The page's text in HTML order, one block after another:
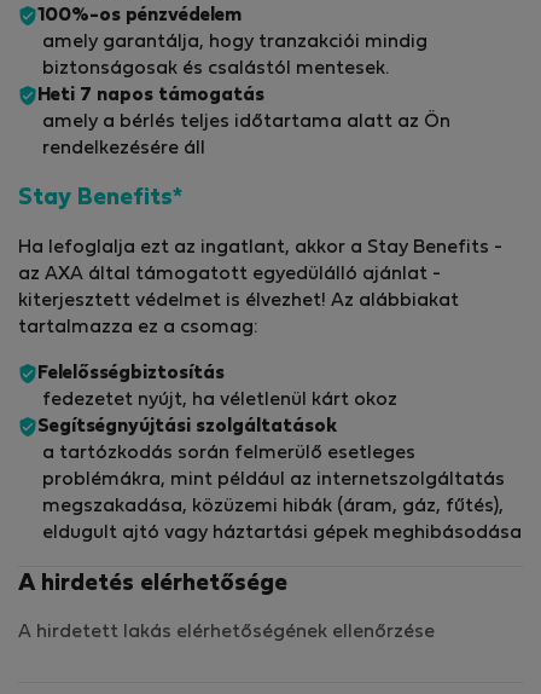
100%-os pénzvédelem
amely garantálja, hogy tranzakciói mindig
biztonságosak és csalástól mentesek.
Heti 7 napos támogatás
amely a bérlés teljes időtartama alatt az Ön
rendelkezésére áll
Stay Benefits*
Ha lefoglalja ezt az ingatlant, akkor a Stay Benefits -
az AXA által támogatott egyedülálló ajánlat -
kiterjesztett védelmet is élvezhet! Az alábbiakat
tartalmazza ez a csomag:
Felelősségbiztosítás
fedezetet nyújt, ha véletlenül kárt okoz
Segítségnyújtási szolgáltatások
a tartózkodás során felmerülő esetleges
problémákra, mint például az internetszolgáltatás
megszakadása, közüzemi hibák (áram, gáz, fűtés),
eldugult ajtó vagy háztartási gépek meghibásodása
A hirdetés elérhetősége
A hirdetett lakás elérhetőségének ellenőrzése